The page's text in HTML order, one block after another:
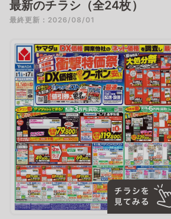
最新のチラシ（全24枚）
最終更新：2026/08/01